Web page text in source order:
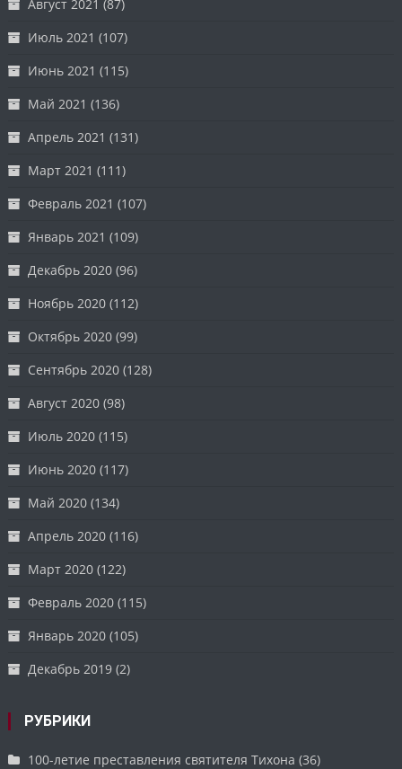
Август 2021 (87)
Июль 2021 (107)
Июнь 2021 (115)
Май 2021 (136)
Апрель 2021 (131)
Март 2021 (111)
Февраль 2021 (107)
Январь 2021 (109)
Декабрь 2020 (96)
Ноябрь 2020 (112)
Октябрь 2020 (99)
Сентябрь 2020 (128)
Август 2020 (98)
Июль 2020 (115)
Июнь 2020 (117)
Май 2020 (134)
Апрель 2020 (116)
Март 2020 (122)
Февраль 2020 (115)
Январь 2020 (105)
Декабрь 2019 (2)
РУБРИКИ
100-летие преставления святителя Тихона (36)